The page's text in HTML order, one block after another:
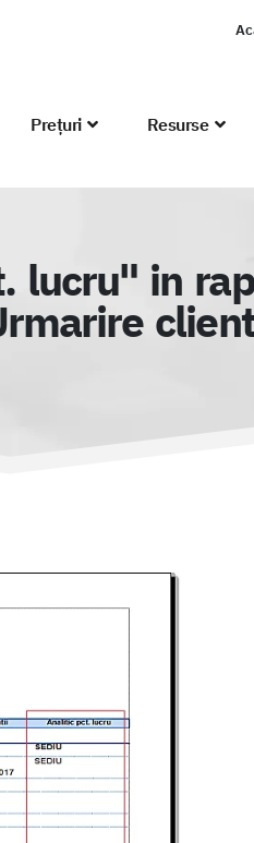
Prețuri Resurse
lucru" in